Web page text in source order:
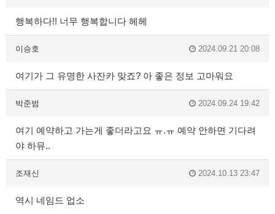
행복하다!! 너무 행복합니다 헤헤
이승호 2024.09.21 20:08
여기가 그 유명한 사잔카 맞죠? 아 좋은 정보 고마워요
박준범 2024.09.24 19:42
여기 예약하고 가는게 좋더라고요 ㅠ.ㅠ 예약 안하면 기다려
야 하뮤..
조재신 2024.10.13 23:47
역시 네임드 업소